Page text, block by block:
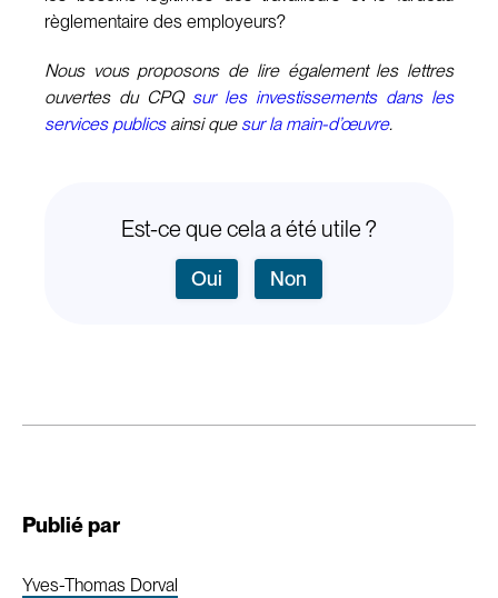
règlementaire des employeurs?
Nous vous proposons de lire également les lettres
ouvertes du CPQ sur les investissements dans les
services publicsainsi que sur la main-d’œuvre.
Est-ce que cela a été utile ?
Oui Non
Publié par
Yves-Thomas Dorval